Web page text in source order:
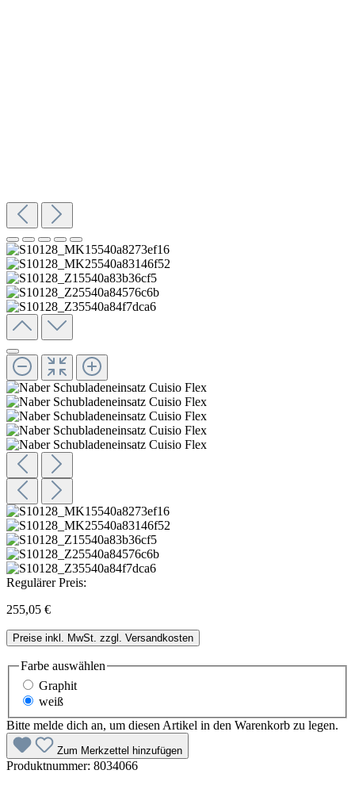
Regulärer Preis:
255,05 €
Preise inkl. MwSt. zzgl. Versandkosten
Farbe auswählen
Graphit
weiß
Bitte melde dich an, um diesen Artikel in den Warenkorb zu legen.
Zum Merkzettel hinzufügen
Produktnummer: 8034066